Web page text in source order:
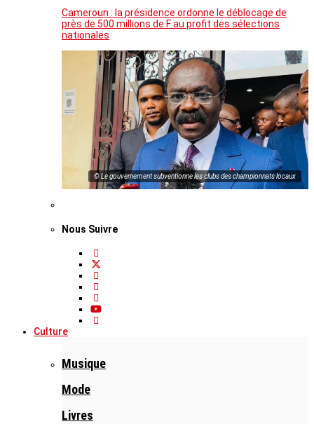
Cameroun : la présidence ordonne le déblocage de
près de 500 millions de F au profit des sélections
nationales
© Le gouvernement subventionne les clubs des championnats locaux
Nous Suivre
Culture
Musique
Mode
Livres